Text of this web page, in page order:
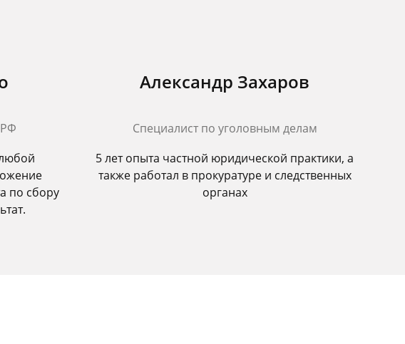
по сбору
Александр Захаров
Специалист по уголовным делам
5 лет опыта частной юридической практики, а
также работал в прокуратуре и следственных
органах